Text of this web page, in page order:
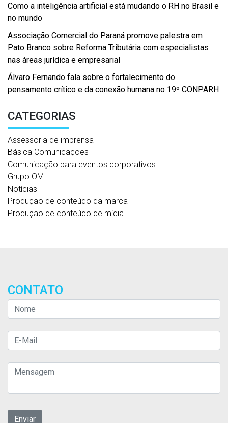
Como a inteligência artificial está mudando o RH no Brasil e
no mundo
Associação Comercial do Paraná promove palestra em
Pato Branco sobre Reforma Tributária com especialistas
nas áreas jurídica e empresarial
Álvaro Fernando fala sobre o fortalecimento do
pensamento crítico e da conexão humana no 19º CONPARH
CATEGORIAS
Assessoria de imprensa
Básica Comunicações
Comunicação para eventos corporativos
Grupo OM
Notícias
Produção de conteúdo da marca
Produção de conteúdo de mídia
CONTATO